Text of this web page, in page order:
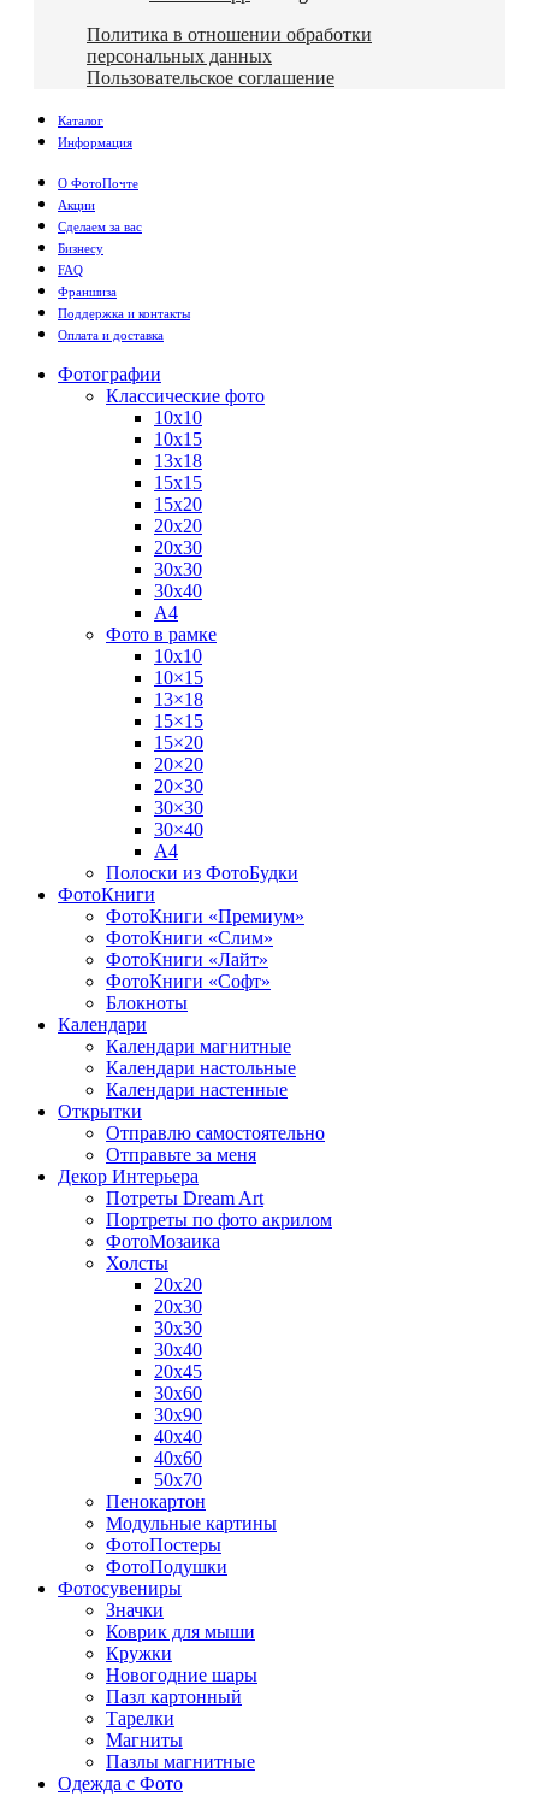
Политика в отношении обработки
персональных данных
Пользовательское соглашение
Каталог
Информация
О ФотоПочте
Акции
Сделаем за вас
Бизнесу
FAQ
Франшиза
Поддержка и контакты
Оплата и доставка
Фотографии
Классические фото
10х10
10х15
13х18
15х15
15х20
20х20
20х30
30х30
30х40
А4
Фото в рамке
10х10
10×15
13×18
15×15
15×20
20×20
20×30
30×30
30×40
A4
Полоски из ФотоБудки
ФотоКниги
ФотоКниги «Премиум»
ФотоКниги «Слим»
ФотоКниги «Лайт»
ФотоКниги «Софт»
Блокноты
Календари
Календари магнитные
Календари настольные
Календари настенные
Открытки
Отправлю самостоятельно
Отправьте за меня
Декор Интерьера
Потреты Dream Art
Портреты по фото акрилом
ФотоМозаика
Холсты
20х20
20х30
30х30
30х40
20х45
30х60
30х90
40х40
40х60
50х70
Пенокартон
Модульные картины
ФотоПостеры
ФотоПодушки
Фотоcувениры
Значки
Коврик для мыши
Кружки
Новогодние шары
Пазл картонный
Тарелки
Магниты
Пазлы магнитные
Одежда с Фото